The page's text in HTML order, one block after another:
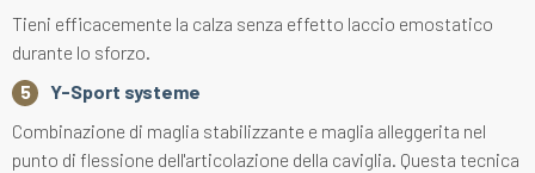
Tieni efficacemente la calza senza effetto laccio emostatico
durante lo sforzo.
Y-Sport systeme
Combinazione di maglia stabilizzante e maglia alleggerita nel
punto di flessione dell'articolazione della caviglia. Questa tecnica